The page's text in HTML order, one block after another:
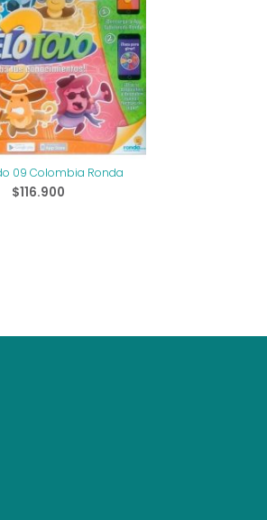
09 Colombia Ronda
$116.900